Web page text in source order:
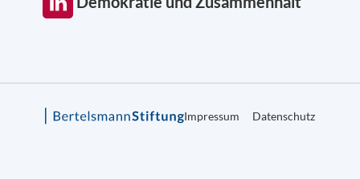
Impressum Datenschutz